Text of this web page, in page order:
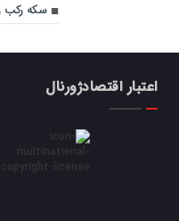
سکه رکب
اعتبار اقتصادژورنال